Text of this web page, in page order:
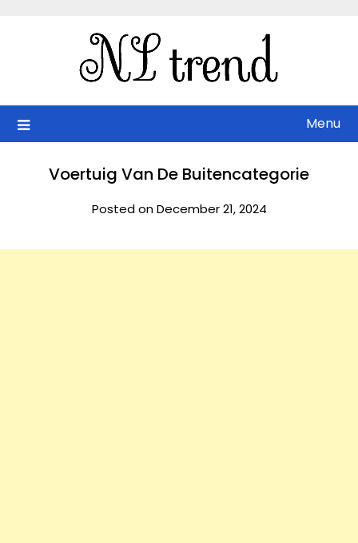
Menu
Voertuig Van De Buitencategorie
Posted on December 21, 2024